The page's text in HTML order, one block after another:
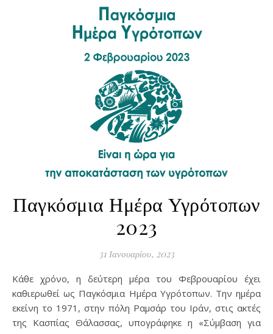
Παγκόσμια Ημέρα Υγρότοπων
2023
31 Ιανουαρίου, 2023
Κάθε χρόνο, η δεύτερη μέρα του Φεβρουαρίου έχει
καθιερωθεί ως Παγκόσμια Ημέρα Υγρότοπων. Την ημέρα
εκείνη το 1971, στην πόλη Ραμσάρ του Ιράν, στις ακτές
της Κασπίας Θάλασσας, υπογράφηκε η «Σύμβαση για